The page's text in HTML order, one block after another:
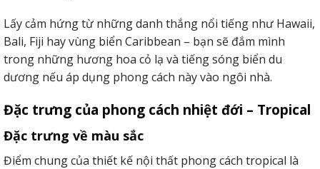
Lấy cảm hứng từ những danh thắng nổi tiếng như Hawaii,
Bali, Fiji hay vùng biển Caribbean – bạn sẽ đắm mình
trong những hương hoa cỏ lạ và tiếng sóng biển du
dương nếu áp dụng phong cách này vào ngôi nhà.
Đặc trưng của phong cách nhiệt đới – Tropical
Đặc trưng về màu sắc
Điểm chung của thiết kế nội thất phong cách tropical là